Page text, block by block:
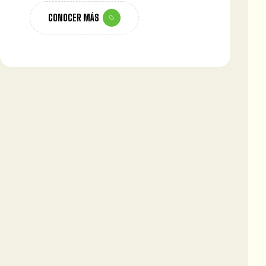
CONOCER MÁS